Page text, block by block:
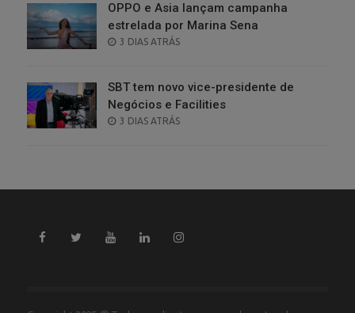
OPPO e Asia lançam campanha
estrelada por Marina Sena
POSTED
3 DIAS ATRÁS
SBT tem novo vice-presidente de
Negócios e Facilities
POSTED
3 DIAS ATRÁS